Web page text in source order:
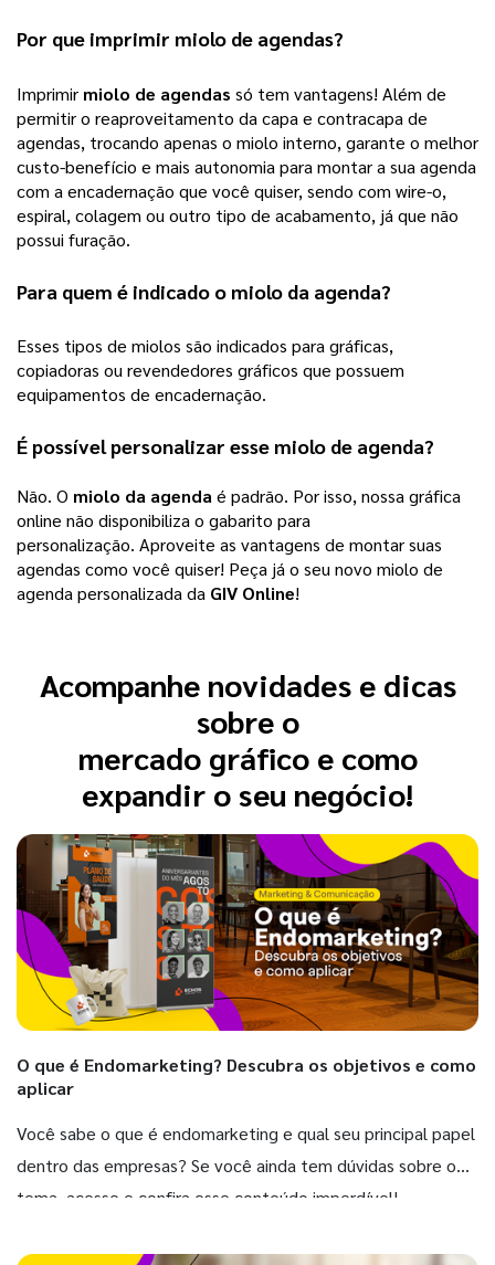
Por que imprimir miolo de agendas?
Imprimir miolo de agendas só tem vantagens! Além de
permitir o reaproveitamento da capa e contracapa de
agendas, trocando apenas o miolo interno, garante o melhor
custo-benefício e mais autonomia para montar a sua agenda
com a encadernação que você quiser, sendo com wire-o,
espiral, colagem ou outro tipo de acabamento, já que não
possui furação.
Para quem é indicado o miolo da agenda?
Esses tipos de miolos são indicados para gráficas,
copiadoras ou revendedores gráficos que possuem
equipamentos de encadernação.
É possível personalizar esse miolo de agenda?
Não. O miolo da agenda é padrão. Por isso, nossa gráfica
online não disponibiliza o gabarito para
personalização. Aproveite as vantagens de montar suas
agendas como você quiser! Peça já o seu novo miolo de
agenda personalizada da GIV Online!
Acompanhe novidades e dicas
sobre o
mercado gráfico e como
expandir o seu negócio!
O que é Endomarketing? Descubra os objetivos e como
aplicar
Você sabe o que é endomarketing e qual seu principal papel
dentro das empresas? Se você ainda tem dúvidas sobre o
tema, acesse e confira esse conteúdo imperdível!